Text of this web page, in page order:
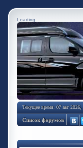
Loading
Текущее время: 07 авг 2026,
Список форумов